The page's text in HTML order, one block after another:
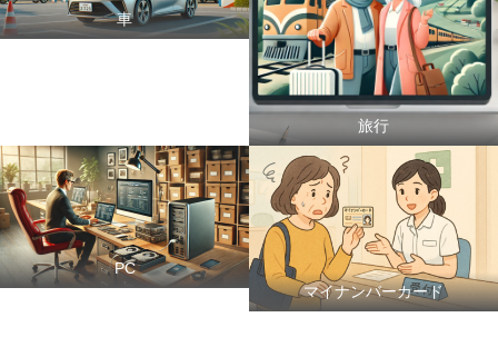
車
旅行
PC
マイナンバーカード